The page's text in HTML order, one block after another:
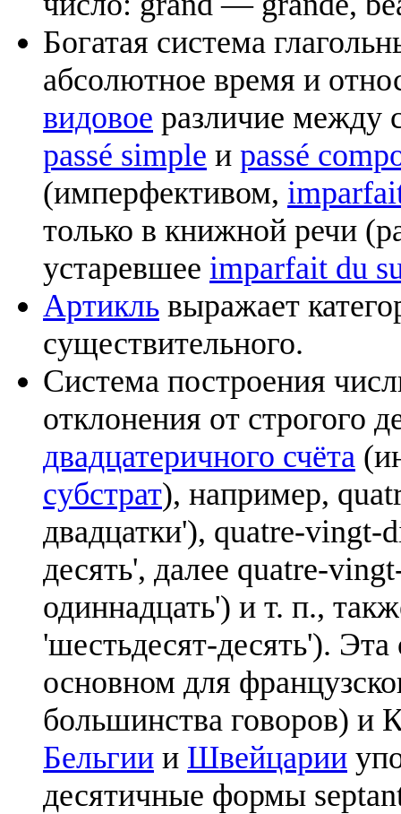
Богатая система
абсолютное время и
видовое различие между
passé simple и passé
(имперфективом,
только в книжной речи
устаревшее imparfait du
Артикль выражает
существительного.
Система построения
отклонения от строгого
двадцатеричного счёта
субстрат), например,
двадцатки'), quatre-vingt-
десять', далее quatre-
одиннадцать') и т. п.,
'шестьдесят-десять'). Эта
основном для
большинства говоров) и
Бельгии и Швейцарии
десятичные формы